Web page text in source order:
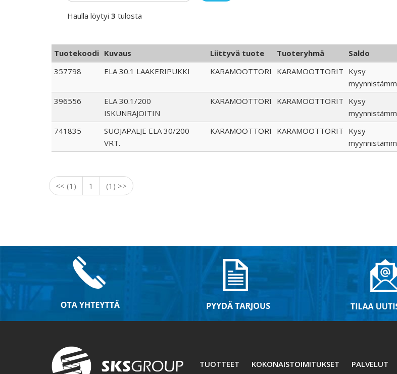
Haulla löytyi 3 tulosta
Tuotekoodi Kuvaus Liittyvä tuote Tuoteryhmä Saldo
357798
ELA 30.1 LAAKERIPUKKI KARAMOOTTORI KARAMOOTTORIT Kysy
396556
ELA 30.1/200
ISKUNRAJOITIN
KARAMOOTTORI KARAMOOTTORIT Kysy
741835
SUOJAPALJE ELA 30/200
VRT.
KARAMOOTTORI KARAMOOTTORIT Kysy
<< (1) 1 (1) >>
TUOTTEET KOKONAISTOIMITUKSET PALVELUT